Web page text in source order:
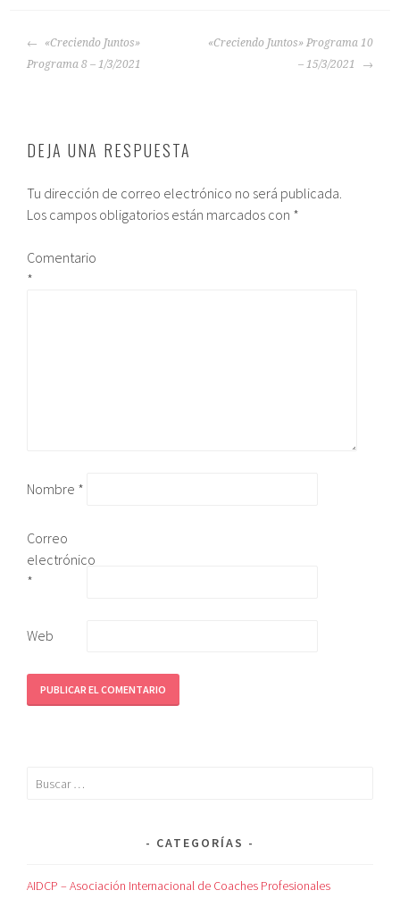
«Creciendo Juntos»
Programa 8 – 1/3/2021
«Creciendo Juntos» Programa 10
– 15/3/2021
DEJA UNA RESPUESTA
Tu dirección de correo electrónico no será publicada.
Los campos obligatorios están marcados con *
Comentario
*
Nombre *
Correo
electrónico
*
Web
CATEGORÍAS
AIDCP – Asociación Internacional de Coaches Profesionales